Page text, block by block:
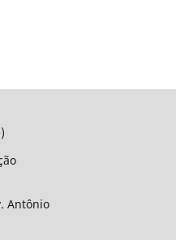
Antônio